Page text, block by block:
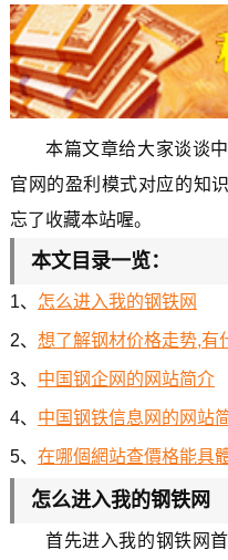
本篇文章给大家谈谈
官网的盈利模式对应的知
忘了收藏本站喔。
本文目录一览：
1、 怎么进入我的钢铁网
2、 想了解钢材价格走势,有
3、 中国钢企网的网站简介
4、 中国钢铁信息网的网站
5、 在哪個網站查價格能具
怎么进入我的钢铁网
首先进入我的钢铁网